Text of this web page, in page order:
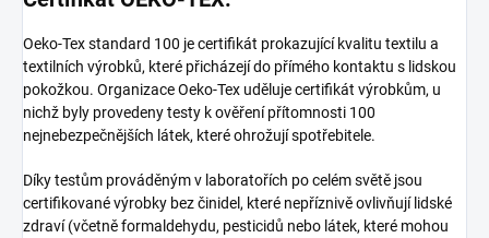
Oeko-Tex standard 100 je certifikát prokazující kvalitu textilu a
textilních výrobků, které přicházejí do přímého kontaktu s lidskou
pokožkou. Organizace Oeko-Tex uděluje certifikát výrobkům, u
nichž byly provedeny testy k ověření přítomnosti 100
nejnebezpečnějších látek, které ohrožují spotřebitele.
Díky testům prováděným v laboratořích po celém světě jsou
certifikované výrobky bez činidel, které nepříznivě ovlivňují lidské
zdraví (včetně formaldehydu, pesticidů nebo látek, které mohou